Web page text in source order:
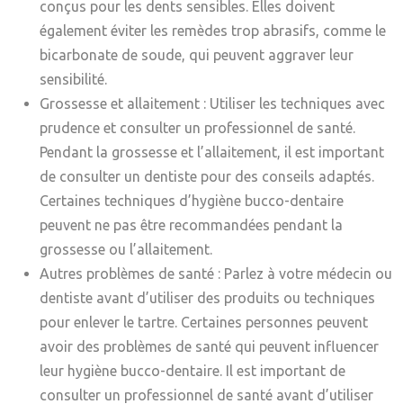
conçus pour les dents sensibles. Elles doivent
également éviter les remèdes trop abrasifs, comme le
bicarbonate de soude, qui peuvent aggraver leur
sensibilité.
Grossesse et allaitement : Utiliser les techniques avec
prudence et consulter un professionnel de santé.
Pendant la grossesse et l’allaitement, il est important
de consulter un dentiste pour des conseils adaptés.
Certaines techniques d’hygiène bucco-dentaire
peuvent ne pas être recommandées pendant la
grossesse ou l’allaitement.
Autres problèmes de santé : Parlez à votre médecin ou
dentiste avant d’utiliser des produits ou techniques
pour enlever le tartre. Certaines personnes peuvent
avoir des problèmes de santé qui peuvent influencer
leur hygiène bucco-dentaire. Il est important de
consulter un professionnel de santé avant d’utiliser